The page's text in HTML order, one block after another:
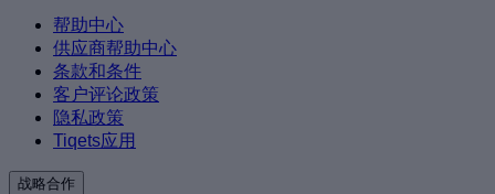
帮助中心
供应商帮助中心
条款和条件
客户评论政策
隐私政策
Tiqets应用
战略合作